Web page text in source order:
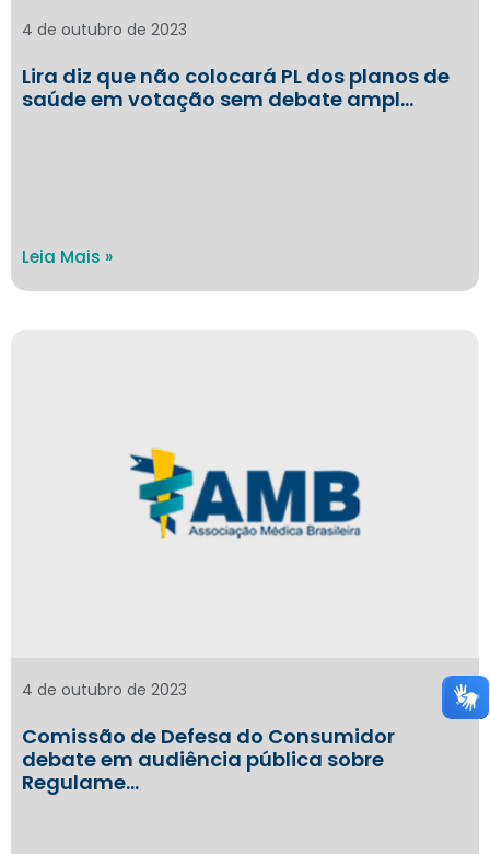
Lira diz que não colocará PL dos planos de
saúde em votação sem debate ampl…
4 de outubro de 2023
Leia Mais »
Comissão de Defesa do Consumidor
debate em audiência pública sobre
Regulame…
4 de outubro de 2023